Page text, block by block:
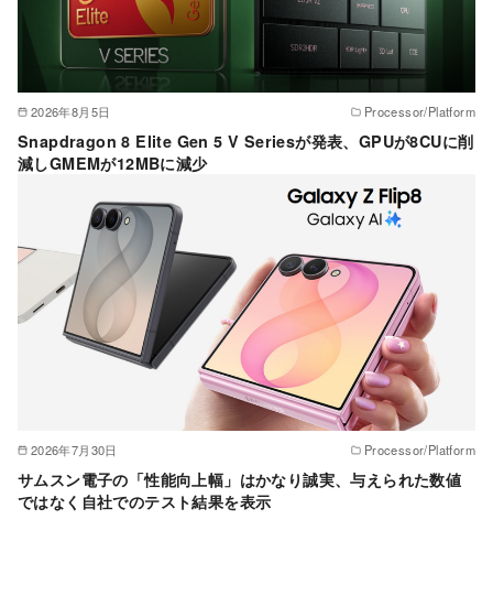
2026年8月5日 Processor/Platform
Snapdragon 8 Elite Gen 5 V Seriesが発表、GPUが8CUに削
減しGMEMが12MBに減少
2026年7月30日 Processor/Platform
サムスン電子の「性能向上幅」はかなり誠実、与えられた数値
ではなく自社でのテスト結果を表示